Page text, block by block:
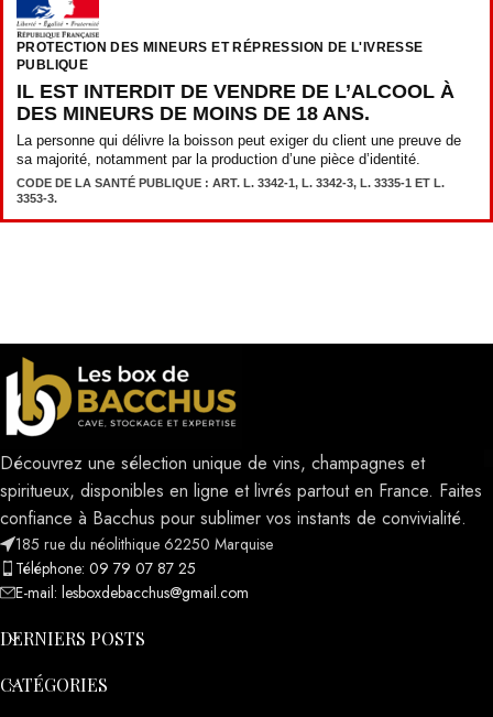
PROTECTION DES MINEURS ET RÉPRESSION DE L'IVRESSE
PUBLIQUE
IL EST INTERDIT DE VENDRE DE L’ALCOOL À
DES MINEURS DE MOINS DE 18 ANS.
La personne qui délivre la boisson peut exiger du client une preuve de
sa majorité, notamment par la production d’une pièce d’identité.
CODE DE LA SANTÉ PUBLIQUE : ART. L. 3342-1, L. 3342-3, L. 3335-1 ET L.
3353-3.
Découvrez une sélection unique de vins, champagnes et
spiritueux, disponibles en ligne et livrés partout en France. Faites
confiance à Bacchus pour sublimer vos instants de convivialité.
185 rue du néolithique 62250 Marquise
Téléphone: 09 79 07 87 25
E-mail: lesboxdebacchus@gmail.com
DERNIERS POSTS
CATÉGORIES